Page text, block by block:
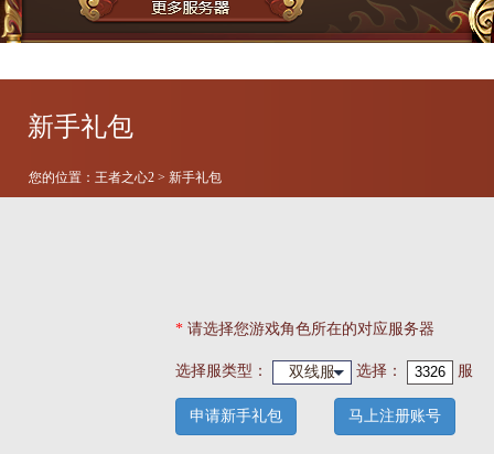
双线3322服
火爆开启
新手礼包
您的位置： 王者之心2 > 新手礼包
* 请选择您游戏角色所在的对应服务器
选择服类型： 双线服 选择 ： 服
申请新手礼包 马上注册账号